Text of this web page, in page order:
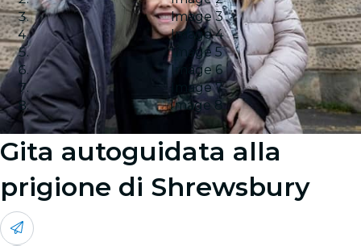
Image 3
Image 4
Image 5
Image 6
Image 7
Image 8
Gita autoguidata alla
prigione di Shrewsbury